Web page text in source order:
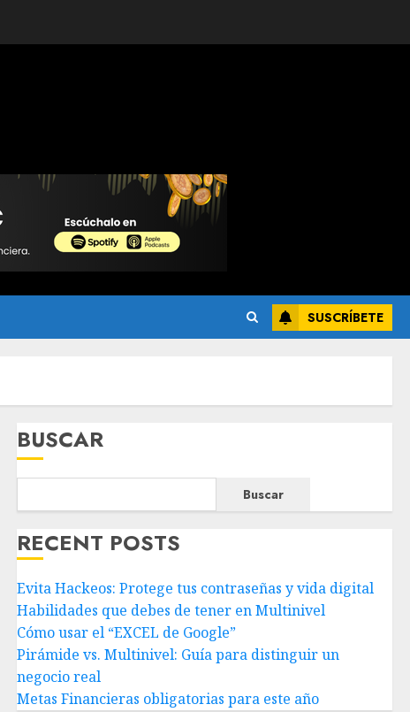
SUSCRÍBETE
BUSCAR
Buscar
RECENT POSTS
Evita Hackeos: Protege tus contraseñas y vida digital
Habilidades que debes de tener en Multinivel
Cómo usar el “EXCEL de Google”
Pirámide vs. Multinivel: Guía para distinguir un
negocio real
Metas Financieras obligatorias para este año